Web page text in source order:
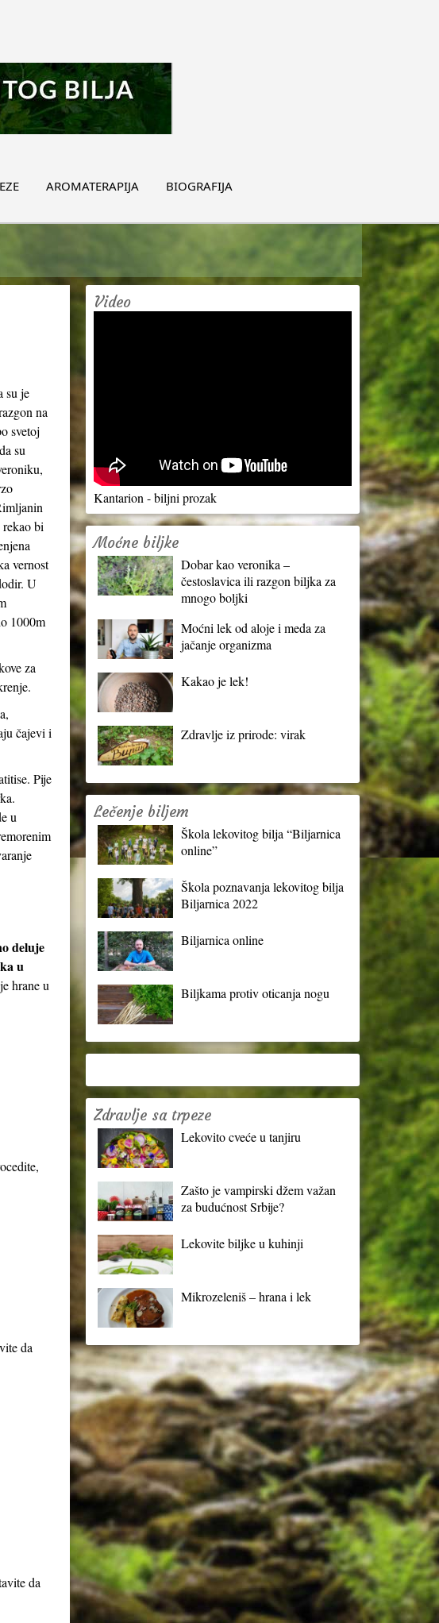
AROMATERAPIJA BIOGRAFIJA
su je
na
svetoj
su
bi
vernost
U
1000m
za
čajevi i
Pije
u
deluje
u
hrane u
da
da
Video
Kantarion - biljni prozak
Moćne biljke
Dobar kao veronika –
čestoslavica ili razgon biljka za
mnogo boljki
Moćni lek od aloje i meda za
jačanje organizma
Kakao je lek!
Zdravlje iz prirode: virak
Lečenje biljem
Škola lekovitog bilja “Biljarnica
online”
Škola poznavanja lekovitog bilja
Biljarnica 2022
Biljarnica online
Biljkama protiv oticanja nogu
Zdravlje sa trpeze
Lekovito cveće u tanjiru
Zašto je vampirski džem važan
za budućnost Srbije?
Lekovite biljke u kuhinji
Mikrozeleniš – hrana i lek